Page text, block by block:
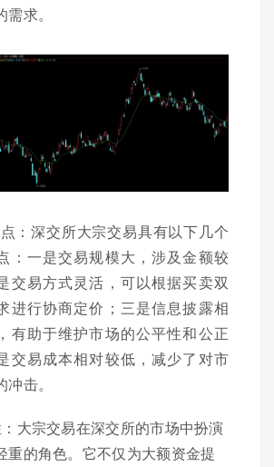
求。
：深交所大宗交易具有以下几个
：一是交易规模大，涉及金额较
交易方式灵活，可以根据买卖双
进行协商定价；三是信息披露相
有助于维护市场的公平性和公正
交易成本相对较低，减少了对市
击。
大宗交易在深交所的市场中扮演
重的角色。它不仅为大额资金提